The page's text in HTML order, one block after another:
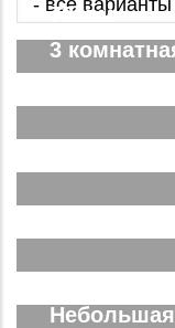
78квм
3
ЖК